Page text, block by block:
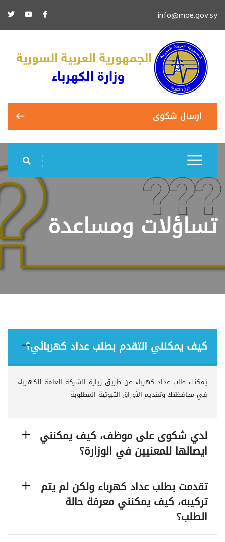
info@moe.gov.sy
ارسال شكوى
تساؤلات ومساعدة
كيف يمكنني التقدم بطلب عداد كهربائي؟
يمكنك طلب عداد كهرباء عن طريق زيارة الشركة العامة للكهرباء
في محافظتك وتقديم الأوراق الثبوتية المطلوبة
لدي شكوى على موظف، كيف يمكنني
ايصالها للمعنيين في الوزارة؟
تقدمت بطلب عداد كهرباء ولكن لم يتم
تركيبه، كيف يمكنني معرفة حالة
الطلب؟